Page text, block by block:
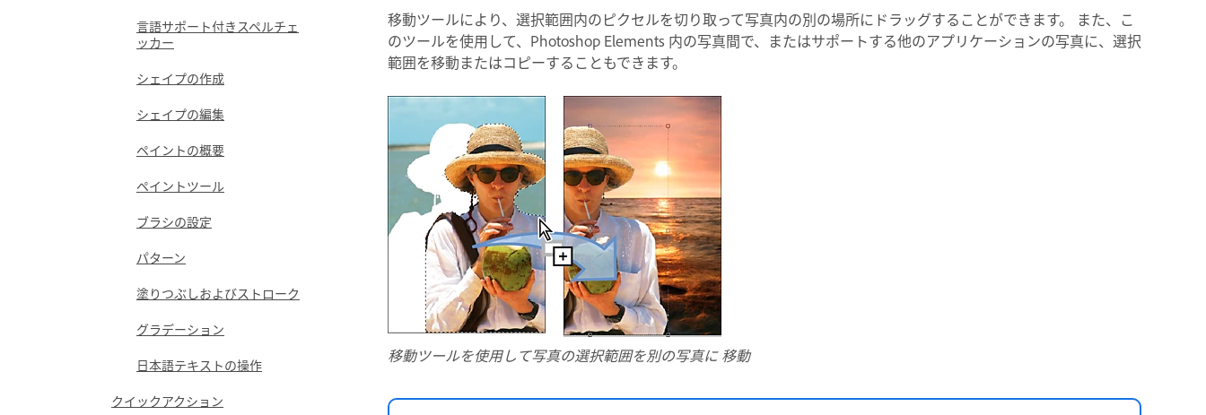
言語サポート付きスペルチェ
ッカー
シェイプの作成
シェイプの編集
ペイントの概要
ペイントツール
ブラシの設定
パターン
塗りつぶしおよびストローク
グラデーション
日本語テキストの操作
クイックアクション
移動ツールにより、選択範囲内のピクセルを切り取って写真内の別の場所にドラッグすることができます。 また、こ
のツールを使用して、Photoshop Elements 内の写真間で、またはサポートする他のアプリケーションの写真に、選択
範囲を移動またはコピーすることもできます。
移動ツールを使用して写真の選択範囲を別の写真に 移動